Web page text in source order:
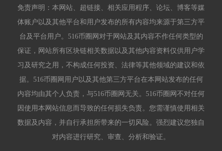
免责声明：本网站、超链接、相关应用程序、论坛、博客等媒
体账户以及其他平台和用户发布的所有内容均来源于第三方平
台及平台用户。516币圈网对于网站及其内容不作任何类型的
保证，网站所有区块链相关数据以及其他内容资料仅供用户学
习及研究之用，不构成任何投资、法律等其他领域的建议和依
据。516币圈网用户以及其他第三方平台在本网站发布的任何
内容均由其个人负责，与516币圈网无关。516币圈网不对任何
因使用本网站信息而导致的任何损失负责。您需谨慎使用相关
数据及内容，并自行承担所带来的一切风险。强烈建议您独自
对内容进行研究、审查、分析和验证。